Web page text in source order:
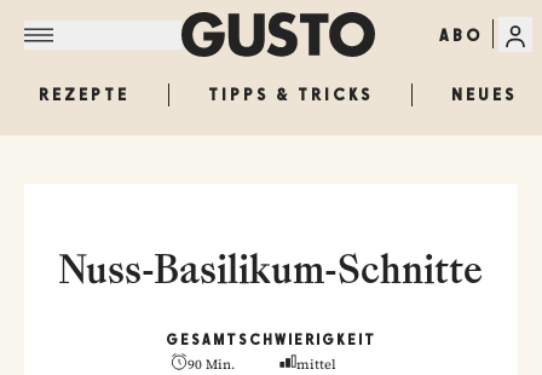
ABO
REZEPTE TIPPS & TRICKS NEUES
Nuss-Basilikum-Schnitte
GESAMT
90 Min.
SCHWIERIGKEIT
mittel